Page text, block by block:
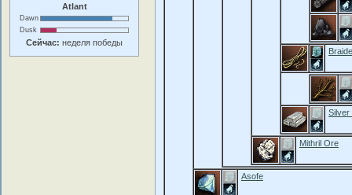
Atlant
Dawn
Dusk
Сейчас: неделя победы
Silver
Mithril Ore
Asofe